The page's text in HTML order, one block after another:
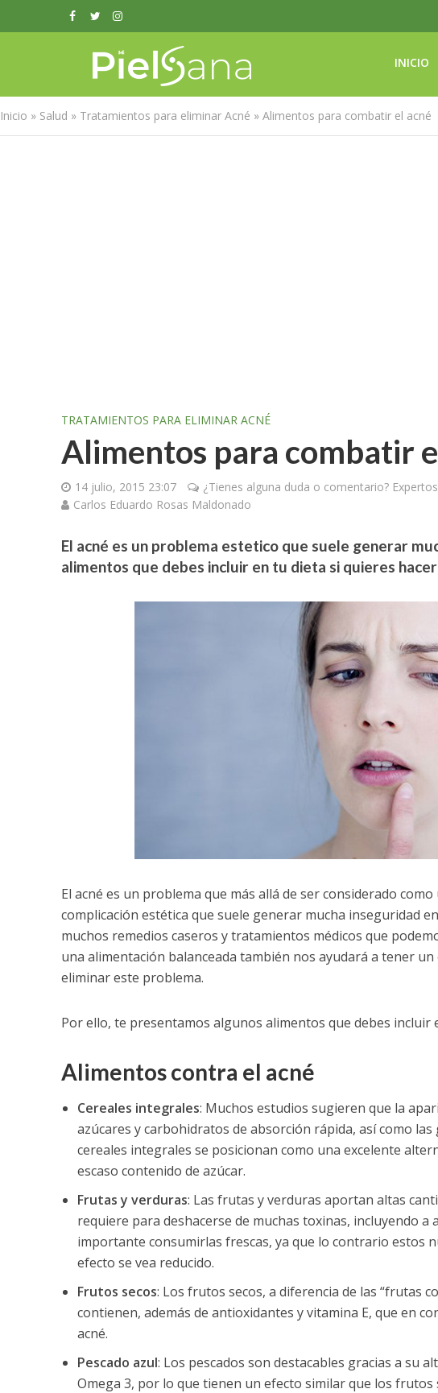
INICIO
Inicio » Salud » Tratamientos para eliminar Acné » Alimentos para combatir el acné
TRATAMIENTOS PARA ELIMINAR ACNÉ
Alimentos para combatir
14 julio, 2015 23:07
¿Tienes alguna duda o comentario?
Carlos Eduardo Rosas Maldonado
El acné es un problema estetico que suele generar
alimentos que debes incluir en tu dieta si quieres
El acné es un problema que más allá de ser considerado
complicación estética que suele generar mucha inseguridad
muchos remedios caseros y tratamientos médicos que
una alimentación balanceada también nos ayudará a tener
eliminar este problema.
Por ello, te presentamos algunos alimentos que debes incluir
Alimentos contra el acné
Cereales integrales: Muchos estudios sugieren que la
azúcares y carbohidratos de absorción rápida, así como
cereales integrales se posicionan como una excelente
escaso contenido de azúcar.
Frutas y verduras: Las frutas y verduras aportan altas
requiere para deshacerse de muchas toxinas, incluyendo a
importante consumirlas frescas, ya que lo contrario estos
efecto se vea reducido.
Frutos secos: Los frutos secos, a diferencia de las “frutas
contienen, además de antioxidantes y vitamina E, que en
acné.
Pescado azul: Los pescados son destacables gracias a su
Omega 3, por lo que tienen un efecto similar que los frutos